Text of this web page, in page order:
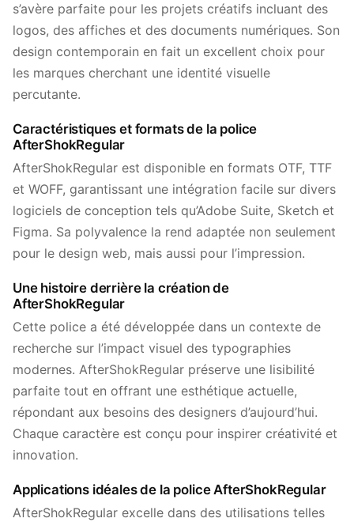
s’avère parfaite pour les projets créatifs incluant des
logos, des affiches et des documents numériques. Son
design contemporain en fait un excellent choix pour
les marques cherchant une identité visuelle
percutante.
Caractéristiques et formats de la police
AfterShokRegular
AfterShokRegular est disponible en formats OTF, TTF
et WOFF, garantissant une intégration facile sur divers
logiciels de conception tels qu’Adobe Suite, Sketch et
Figma. Sa polyvalence la rend adaptée non seulement
pour le design web, mais aussi pour l’impression.
Une histoire derrière la création de
AfterShokRegular
Cette police a été développée dans un contexte de
recherche sur l’impact visuel des typographies
modernes. AfterShokRegular préserve une lisibilité
parfaite tout en offrant une esthétique actuelle,
répondant aux besoins des designers d’aujourd’hui.
Chaque caractère est conçu pour inspirer créativité et
innovation.
Applications idéales de la police AfterShokRegular
AfterShokRegular excelle dans des utilisations telles